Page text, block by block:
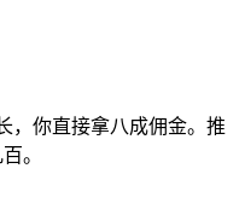
，你直接拿八成佣金。推
。